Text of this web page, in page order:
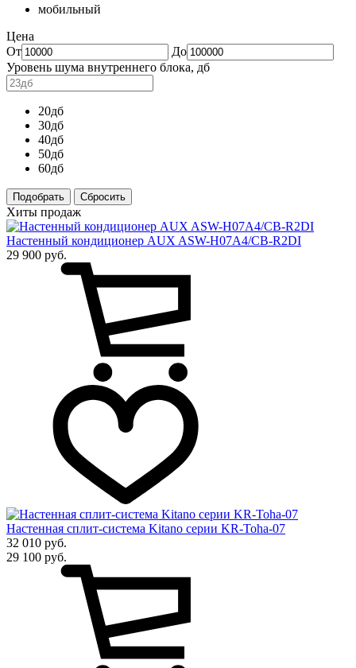
мобильный
Цена
От
До
Уровень шума внутреннего блока, дб
20дб
30дб
40дб
50дб
60дб
Подобрать
Хиты продаж
Настенный кондиционер AUX ASW-H07A4/CB-R2DI
29 900 руб.
Настенная сплит-система Kitano серии KR-Toha-07
32 010 руб.
29 100 руб.